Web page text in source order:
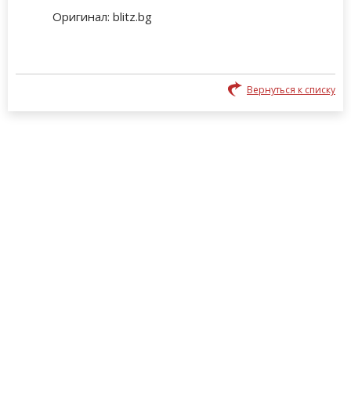
Оригинал: blitz.bg
Вернуться к списку